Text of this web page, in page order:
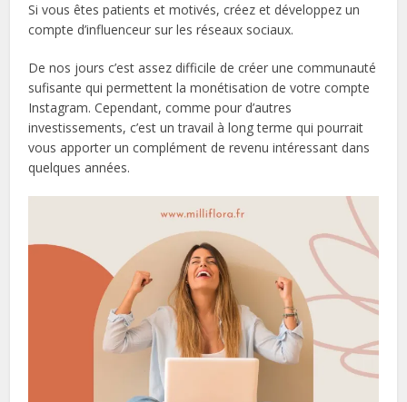
Si vous êtes patients et motivés, créez et développez un
compte d’influenceur sur les réseaux sociaux.
De nos jours c’est assez difficile de créer une communauté
sufisante qui permettent la monétisation de votre compte
Instagram. Cependant, comme pour d’autres
investissements, c’est un travail à long terme qui pourrait
vous apporter un complément de revenu intéressant dans
quelques années.